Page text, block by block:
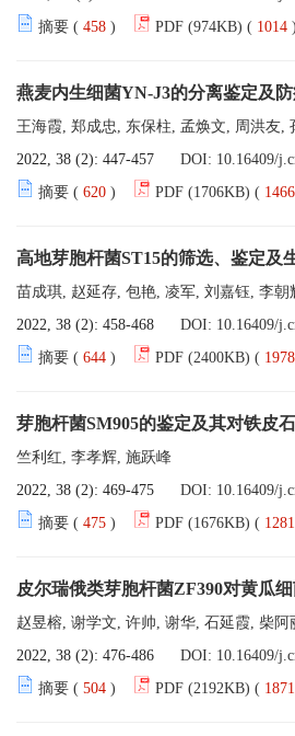
摘要 ( 458 ) PDF (974KB) ( 1014 )
燕麦内生细菌YN-J3的分离鉴定及
王海霞, 郑成忠, 东保柱, 孟焕文, 周洪友,
2022, 38 (2): 447-457
DOI: 10.16409/
摘要 ( 620 ) PDF (1706KB) ( 1466
高地芽胞杆菌ST15的筛选、鉴定及
苗成琪, 赵延存, 包艳, 凌军, 刘嘉钰, 李朝
2022, 38 (2): 458-468
DOI: 10.16409/
摘要 ( 644 ) PDF (2400KB) ( 1978
芽胞杆菌SM905的鉴定及其对铁皮
竺利红, 李孝辉, 施跃峰
2022, 38 (2): 469-475
DOI: 10.16409/
摘要 ( 475 ) PDF (1676KB) ( 1281
皮尔瑞俄类芽胞杆菌ZF390对黄瓜
赵昱榕, 谢学文, 许帅, 谢华, 石延霞, 柴阿
2022, 38 (2): 476-486
DOI: 10.16409/
摘要 ( 504 ) PDF (2192KB) ( 1871